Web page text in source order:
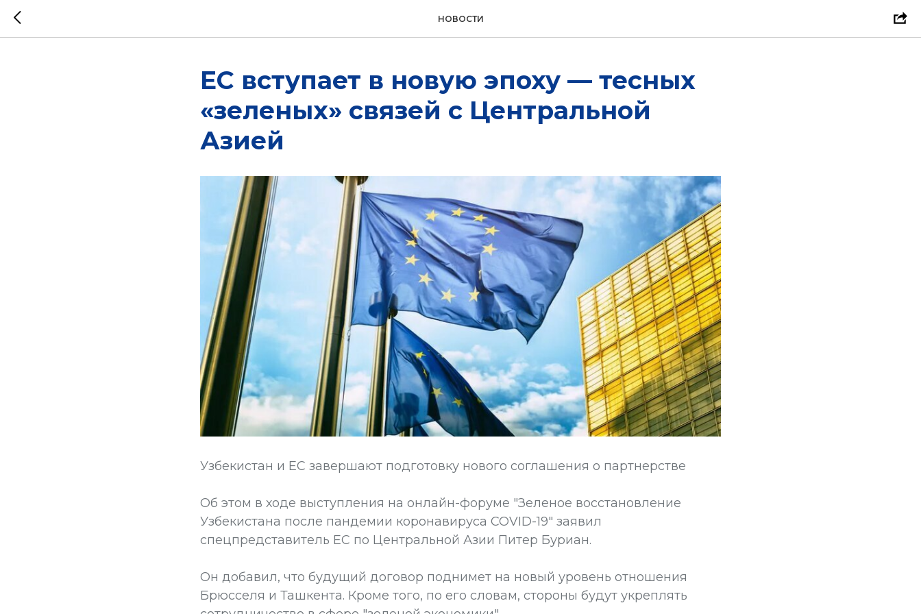
НОВОСТИ
ЕС вступает в новую эпоху — тесных
«зеленых» связей с Центральной
Азией
Узбекистан и ЕС завершают подготовку нового соглашения о партнерстве
Об этом в ходе выступления на онлайн-форуме "Зеленое восстановление
Узбекистана после пандемии коронавируса COVID-19" заявил
спецпредставитель ЕС по Центральной Азии Питер Буриан.
Он добавил, что будущий договор поднимет на новый уровень отношения
Брюсселя и Ташкента. Кроме того, по его словам, стороны будут укреплять